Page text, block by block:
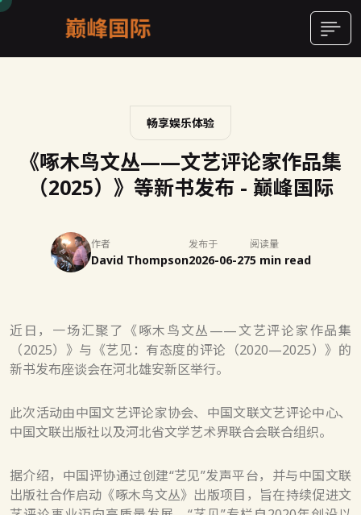
畅享娱乐体验
《啄木鸟文丛——文艺评论家作品集
（2025）》等新书发布 - 巅峰国际
作者
David Thompson
发布于
2026-06-27
阅读量
5 min read
近日，一场汇聚了《啄木鸟文丛——文艺评论家作品集
（2025）》与《艺见：有态度的评论（2020—2025）》的
新书发布座谈会在河北雄安新区举行。
此次活动由中国文艺评论家协会、中国文联文艺评论中心、
中国文联出版社以及河北省文学艺术界联合会联合组织。
据介绍，中国评协通过创建“艺见”发声平台，并与中国文联
出版社合作启动《啄木鸟文丛》出版项目，旨在持续促进文